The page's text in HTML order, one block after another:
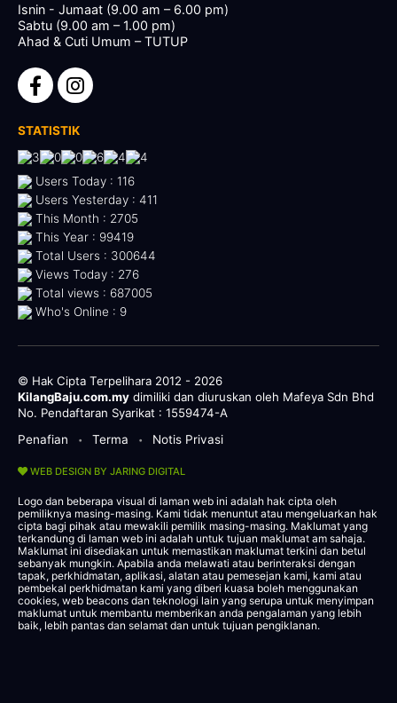
Isnin - Jumaat (9.00 am – 6.00 pm)
Sabtu (9.00 am – 1.00 pm)
Ahad & Cuti Umum – TUTUP
STATISTIK
Users Today : 116
Users Yesterday : 411
This Month : 2705
This Year : 99419
Total Users : 300644
Views Today : 276
Total views : 687005
Who's Online : 9
© Hak Cipta Terpelihara 2012 - 2026
KilangBaju.com.my dimiliki dan diuruskan oleh Mafeya Sdn Bhd
No. Pendaftaran Syarikat : 1559474-A
Penafian
• Terma • Notis Privasi
WEB DESIGN BY JARING DIGITAL
Logo dan beberapa visual di laman web ini adalah hak cipta oleh
pemiliknya masing-masing. Kami tidak menuntut atau mengeluarkan hak
cipta bagi pihak atau mewakili pemilik masing-masing. Maklumat yang
terkandung di laman web ini adalah untuk tujuan maklumat am sahaja.
Maklumat ini disediakan untuk memastikan maklumat terkini dan betul
sebanyak mungkin. Apabila anda melawati atau berinteraksi dengan
tapak, perkhidmatan, aplikasi, alatan atau pemesejan kami, kami atau
pembekal perkhidmatan kami yang diberi kuasa boleh menggunakan
cookies, web beacons dan teknologi lain yang serupa untuk menyimpan
maklumat untuk membantu memberikan anda pengalaman yang lebih
baik, lebih pantas dan selamat dan untuk tujuan pengiklanan.